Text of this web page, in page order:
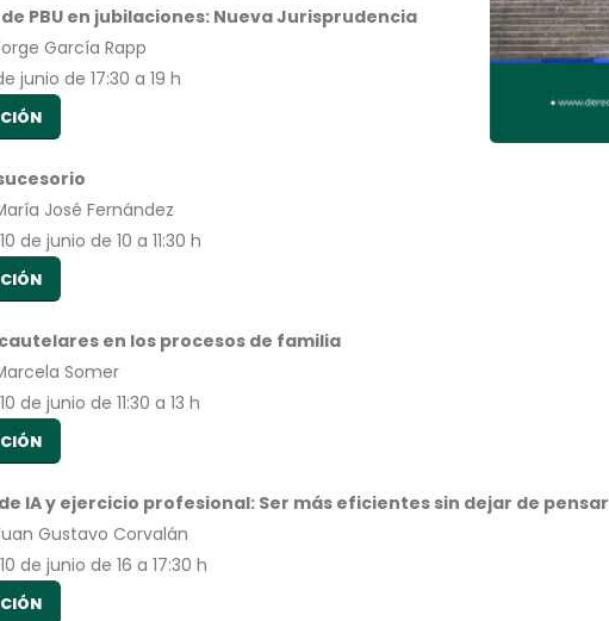
PBU en jubilaciones: Nueva Jurisprudencia
García Rapp
junio de 17:30 a 19 h
José Fernández
de junio de 10 a 11:30 h
en los procesos de familia
Somer
de junio de 11:30 a 13 h
IA y ejercicio profesional: Ser más eficientes sin dejar de pensar
Gustavo Corvalán
de junio de 16 a 17:30 h